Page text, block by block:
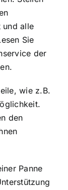
und alle
Sie
der
wie z.B.
den
Panne